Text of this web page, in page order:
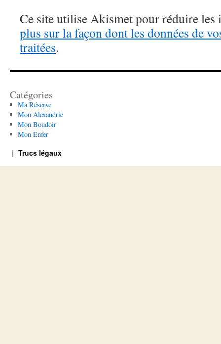
Ce site utilise Akismet pour réduire les
plus sur la façon dont les données de
traitées.
Catégories
Ma Réserve
Mon Alexandrie
Mon Boudoir
Mon Enfer
Trucs légaux